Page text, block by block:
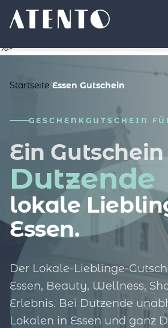
%>
Startseite/Essen Gutschein
GESCHENKGUTSCHEIN
Ein
Dutzende
lokale
Essen.
Der Lokale-Lieblinge-
Essen, Beauty, Wellness,
Erlebnis. Bei Dutzende
Lokalen in Essen und ganz